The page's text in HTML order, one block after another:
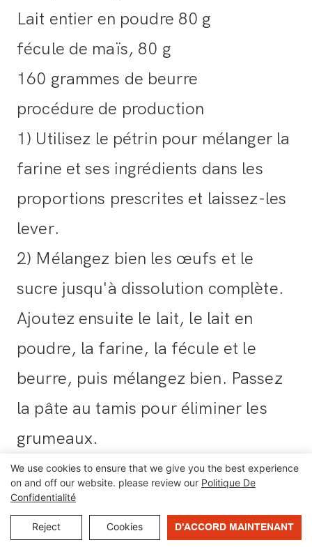
Lait entier en poudre 80 g
fécule de maïs, 80 g
160 grammes de beurre
procédure de production
1) Utilisez le pétrin pour mélanger la
farine et ses ingrédients dans les
proportions prescrites et laissez-les
lever.
2) Mélangez bien les œufs et le
sucre jusqu'à dissolution complète.
Ajoutez ensuite le lait, le lait en
poudre, la farine, la fécule et le
beurre, puis mélangez bien. Passez
la pâte au tamis pour éliminer les
grumeaux.
3) Mettez la pâte préparée et la
garniture séparément dans la trémie.
Remarque : Prenons 100 produits
We use cookies to ensure that we give you the best experience
on and off our website. please review our Politique De
Confidentialité
Reject Cookies D'ACCORD MAINTENANT